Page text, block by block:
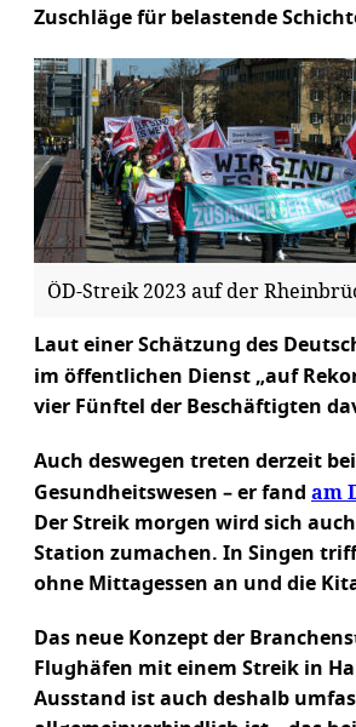
Zuschläge für belastende
ÖD-Streik 2023 auf der
Laut einer Schätzung des
im öffentlichen Dienst „auf
vier Fünftel der Beschäftigten
Auch deswegen treten derzeit
Gesundheitswesen – er fand am
Der Streik morgen wird sich
Station zumachen. In Singen
ohne Mittagessen an und die
Das neue Konzept der
Flughäfen mit einem Streik in
Ausstand ist auch deshalb